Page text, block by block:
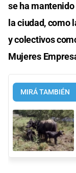
se ha
la ciudad, como
y colectivos
Mujeres
MIRÁ TAMBIÉN